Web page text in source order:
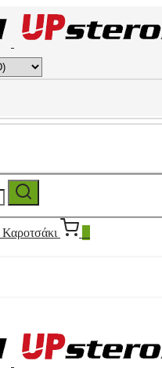
Αναζήτηση
Καροτσάκι